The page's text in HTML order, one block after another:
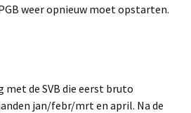
weer opnieuw moet opstarten.
met de SVB die eerst bruto
jan/febr/mrt en april. Na de